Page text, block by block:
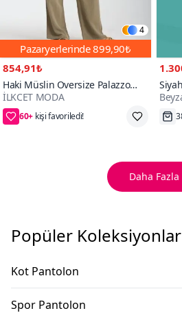
4
Pazaryerlerinde899,90₺
854,91₺
Haki Müslin Oversize Palazzo
Pantolon
İLKCET MODA
60+
45₺ daha az öde
Daha Fazla
Popüler Koleksiyonlar
Kot Pantolon
Spor Pantolon